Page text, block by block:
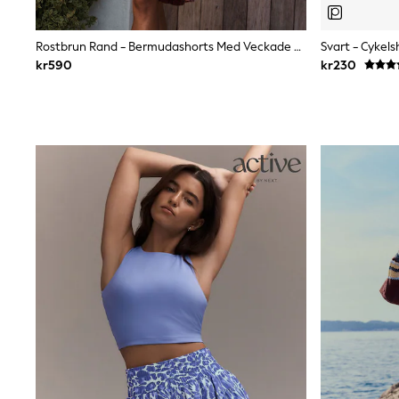
Wedding
Dresses
Shoes
Pram Shoes
School Shoes
Slippers
Boots
Wellies
Wide Fit
All Underwear
New In
Nighties
Pyjamas
Robes
Sleepsuits
Socks & Tights
Blanket Hoodies
All Bags & Accessories
Rostbrun Rand - Bermudashorts Med Veckade Framsidor
kr590
Svart -
kr230